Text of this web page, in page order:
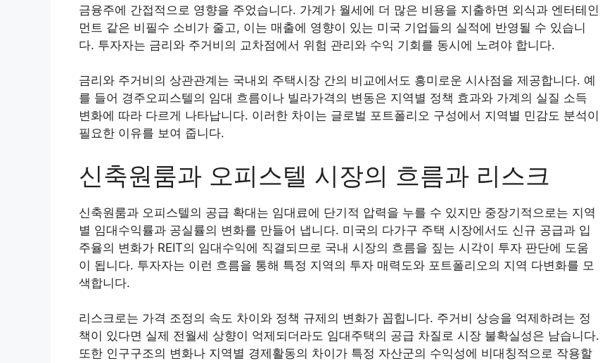
금융주에 간접적으로 영향을 주었습니다. 가계가 월세에 더 많은 비용을 지출하면 외식과 엔터테인
먼트 같은 비필수 소비가 줄고, 이는 매출에 영향이 있는 미국 기업들의 실적에 반영될 수 있습니
다. 투자자는 금리와 주거비의 교차점에서 위험 관리와 수익 기회를 동시에 노려야 합니다.
금리와 주거비의 상관관계는 국내외 주택시장 간의 비교에서도 흥미로운 시사점을 제공합니다. 예
를 들어 경주오피스텔의 임대 흐름이나 빌라가격의 변동은 지역별 정책 효과와 가계의 실질 소득
변화에 따라 다르게 나타납니다. 이러한 차이는 글로벌 포트폴리오 구성에서 지역별 민감도 분석이
필요한 이유를 보여 줍니다.
신축원룸과 오피스텔 시장의 흐름과 리스크
신축원룸과 오피스텔의 공급 확대는 임대료에 단기적 압력을 누를 수 있지만 중장기적으로는 지역
별 임대수익률과 공실률의 변화를 만들어 냅니다. 미국의 다가구 주택 시장에서도 신규 공급과 입
주율의 변화가 REIT의 임대수익에 직결되므로 국내 시장의 흐름을 짚는 시각이 투자 판단에 도움
이 됩니다. 투자자는 이런 흐름을 통해 특정 지역의 투자 매력도와 포트폴리오의 지역 다변화를 모
색합니다.
리스크로는 가격 조정의 속도 차이와 정책 규제의 변화가 꼽힙니다. 주거비 상승을 억제하려는 정
책이 있다면 실제 전월세 상향이 억제되더라도 임대주택의 공급 차질로 시장 불확실성은 남습니다.
또한 인구구조의 변화나 지역별 경제활동의 차이가 특정 자산군의 수익성에 비대칭적으로 작용할